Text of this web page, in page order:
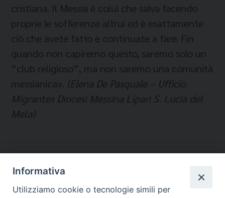
cristiana. Il Messia è colui che salva facendo
proprie le sofferenze altrui ed è esattamente
ciò che avete fatto e continuate a fare. Fin
quando non capiremo questo, saremo solo un
“club religioso”, ma non saremo una comunità
messianica». (Elena De Pasquale – Ufficio
Migrantes Diocesi Messina Lipari S. Lucia del
Mela)
Temi:
ACCOGLIENZA
Informativa
Utilizziamo cookie o tecnologie simili per